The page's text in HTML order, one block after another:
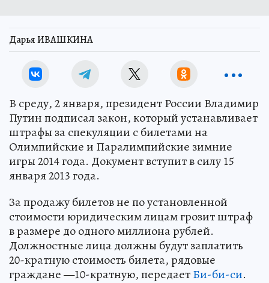
Дарья ИВАШКИНА
В среду, 2 января, президент России Владимир
Путин подписал закон, который устанавливает
штрафы за спекуляции с билетами на
Олимпийские и Паралимпийские зимние
игры 2014 года. Документ вступит в силу 15
января 2013 года.
За продажу билетов не по установленной
стоимости юридическим лицам грозит штраф
в размере до одного миллиона рублей.
Должностные лица должны будут заплатить
20-кратную стоимость билета, рядовые
граждане —10-кратную, передаетБи-би-си.